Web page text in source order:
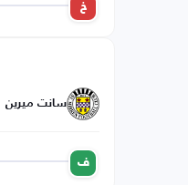
خ
سانت ميرين
ف